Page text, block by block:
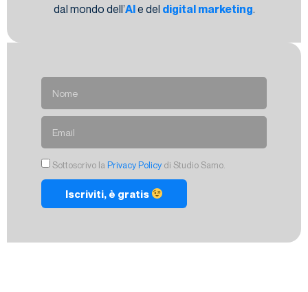
dal mondo dell’AIe del digital marketing.
Sottoscrivo la Privacy Policy di Studio Samo.
Iscriviti, è gratis